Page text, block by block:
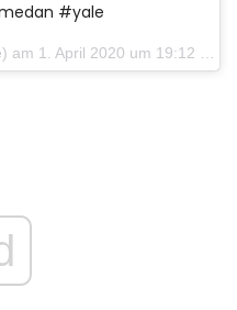
#yale
1. April 2020 um 19:12 Uhr PDT